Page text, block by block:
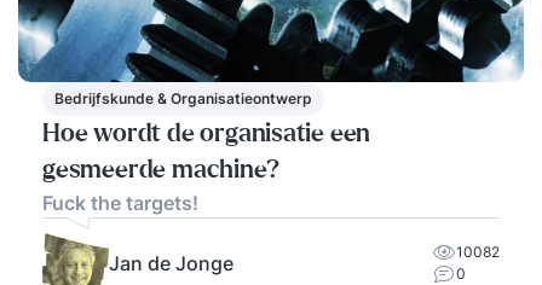
Bedrijfskunde & Organisatieontwerp
Hoe wordt de organisatie een
gesmeerde machine?
Fuck the targets!
Jan de Jonge
10082
0